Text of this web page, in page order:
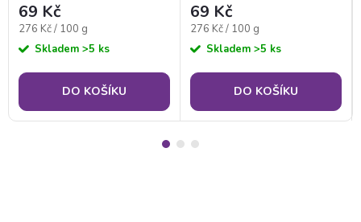
69 Kč
Měrná
cena:
276 Kč / 100 g
Skladem >5 ks
DO KOŠÍKU
69 Kč
Měrná
cena:
276 Kč / 100 g
Skladem >5 ks
DO KOŠÍKU